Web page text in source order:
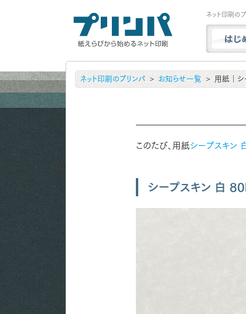
ネット印刷の
商品
ネット印刷のプリンパ お知らせ一覧 用紙｜シ
このたび、用紙シープスキン
シープスキン 白